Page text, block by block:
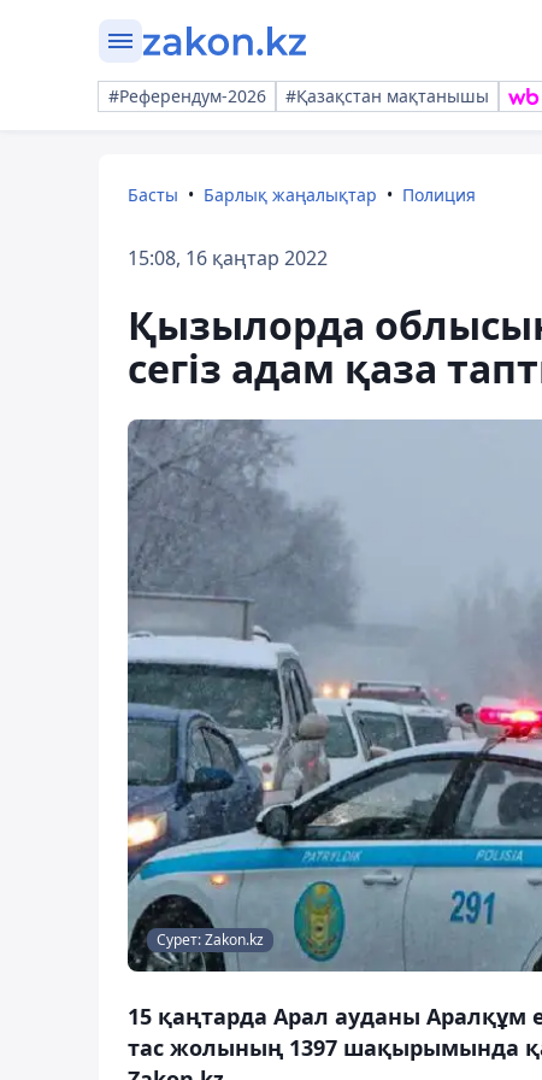
#Референдум-2026 #Қазақстан мақтанышы
Басты Барлық жаңалықтар Полиция
15:08, 16 қаңтар 2022
Қызылорда
сегіз адам қаза
Сурет: Zakon.kz
15 қаңтарда Арал ауданы Аралқұм
тас жолының 1397 шақырымында